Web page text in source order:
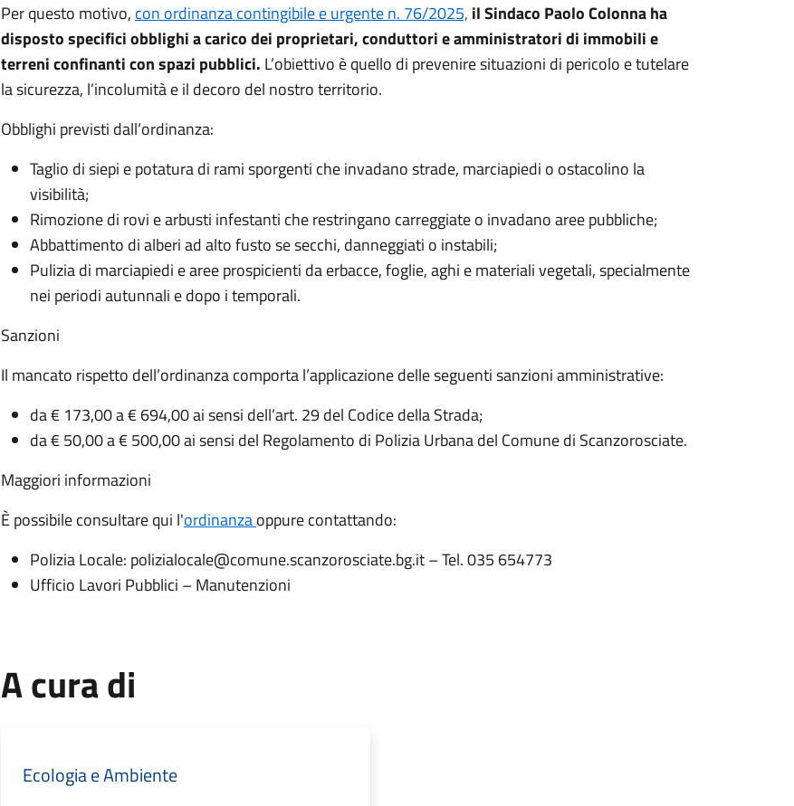
Per questo motivo, con ordinanza contingibile e urgente n. 76/2025, il Sindaco PaoloColonnaha
disposto specifici obblighi a carico dei proprietari, conduttori e amministratori di immobili e
terreni confinanti con spazi pubblici. L’obiettivo è quello di prevenire situazioni di pericolo e tutelare
la sicurezza, l’incolumità e il decoro del nostro territorio.
Obblighi previsti dall’ordinanza:
Taglio di siepi e potatura di rami sporgenti che invadano strade, marciapiedi o ostacolino la
visibilità;
Rimozione di rovi e arbusti infestanti che restringano carreggiate o invadano aree pubbliche;
Abbattimento di alberi ad alto fusto se secchi, danneggiati o instabili;
Pulizia di marciapiedi e aree prospicienti da erbacce, foglie, aghi e materiali vegetali, specialmente
nei periodi autunnali e dopo i temporali.
Sanzioni
Il mancato rispetto dell’ordinanza comporta l’applicazione delle seguenti sanzioni amministrative:
da € 173,00 a € 694,00 ai sensi dell’art. 29 del Codice della Strada;
da € 50,00 a € 500,00 ai sensi del Regolamento di Polizia Urbana del Comune di Scanzorosciate.
Maggiori informazioni
È possibile consultare qui l'ordinanzaoppure contattando:
Polizia Locale: polizialocale@comune.scanzorosciate.bg.it – Tel. 035 654773
Ufficio Lavori Pubblici – Manutenzioni
A cura di
Ecologia e Ambiente